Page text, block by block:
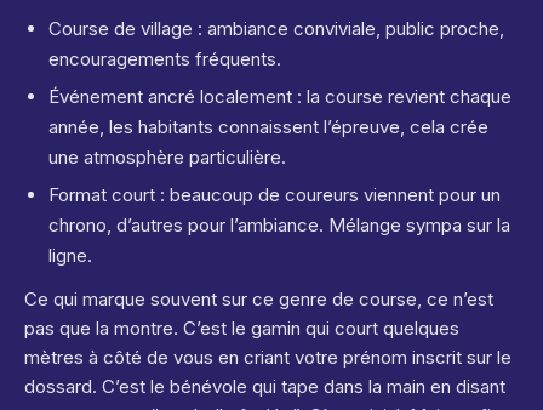
Course de village : ambiance conviviale, public proche,
encouragements fréquents.
Événement ancré localement : la course revient chaque
année, les habitants connaissent l’épreuve, cela crée
une atmosphère particulière.
Format court : beaucoup de coureurs viennent pour un
chrono, d’autres pour l’ambiance. Mélange sympa sur la
ligne.
Ce qui marque souvent sur ce genre de course, ce n’est
pas que la montre. C’est le gamin qui court quelques
mètres à côté de vous en criant votre prénom inscrit sur le
dossard. C’est le bénévole qui tape dans la main en disant